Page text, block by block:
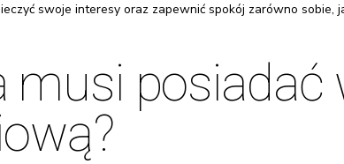
swoje interesy oraz zapewnić spokój zarówno sobie,
musi posiadać